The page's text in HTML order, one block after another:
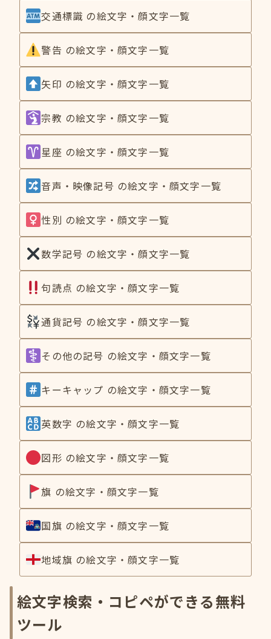
交通標識 の絵文字・顔文字一覧
警告 の絵文字・顔文字一覧
矢印 の絵文字・顔文字一覧
宗教 の絵文字・顔文字一覧
星座 の絵文字・顔文字一覧
音声・映像記号 の絵文字・顔文字一覧
性別 の絵文字・顔文字一覧
数学記号 の絵文字・顔文字一覧
句読点 の絵文字・顔文字一覧
通貨記号 の絵文字・顔文字一覧
その他の記号 の絵文字・顔文字一覧
キーキャップ の絵文字・顔文字一覧
英数字 の絵文字・顔文字一覧
図形 の絵文字・顔文字一覧
旗 の絵文字・顔文字一覧
国旗 の絵文字・顔文字一覧
地域旗 の絵文字・顔文字一覧
絵文字検索・コピペができる無料
ツール